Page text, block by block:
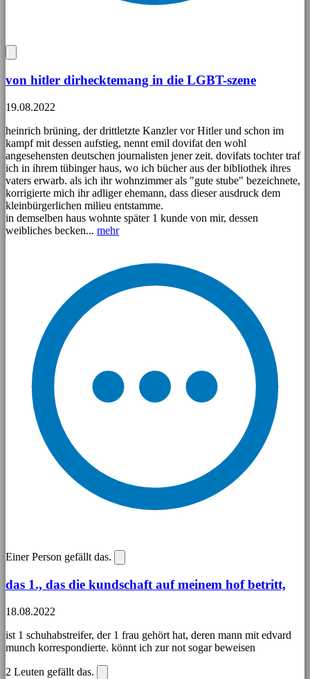
von hitler dirhecktemang in die LGBT-szene
19.08.2022
heinrich brüning, der drittletzte Kanzler vor Hitler und schon im
kampf mit dessen aufstieg, nennt emil dovifat den wohl
angesehensten deutschen journalisten jener zeit. dovifats tochter traf
ich in ihrem tübinger haus, wo ich bücher aus der bibliothek ihres
vaters erwarb. als ich ihr wohnzimmer als "gute stube" bezeichnete,
korrigierte mich ihr adliger ehemann, dass dieser ausdruck dem
kleinbürgerlichen milieu entstamme.
in demselben haus wohnte später 1 kunde von mir, dessen
weibliches becken... mehr
Einer Person gefällt das.
das 1., das die kundschaft auf meinem hof betritt,
18.08.2022
ist 1 schuhabstreifer, der 1 frau gehört hat, deren mann mit edvard
munch korrespondierte. könnt ich zur not sogar beweisen
2 Leuten gefällt das.